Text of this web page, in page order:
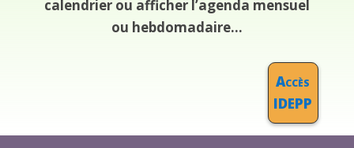
calendrier ou afficher l’agenda mensuel
ou hebdomadaire…
Accès
IDEPP